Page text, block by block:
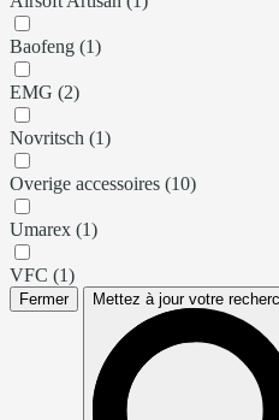
Baofeng (1)
EMG (2)
Novritsch (1)
Overige accessoires (10)
Umarex (1)
VFC (1)
Fermer Mettez à jour votre